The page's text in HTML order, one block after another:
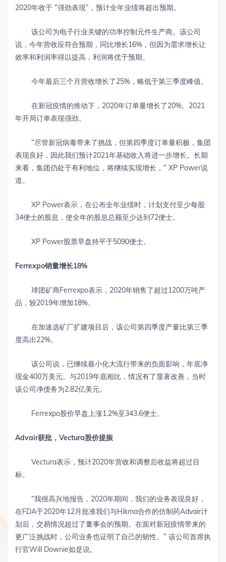
2020年收于 “强劲表现”，预计全年业绩将超出预期。
该公司为电子行业关键的功率控制元件生产商。该公司
说，今年营收应符合预期，同比增长16%，但因为需求增长让
效率和利润率得以提高，利润将优于预期。
今年最后三个月营收增长了25%，略低于第三季度峰值。
在新冠疫情的推动下，2020年订单量增长了20%。2021
年开局订单表现强劲。
“尽管新冠病毒带来了挑战，但第四季度订单量积极，集团
表现良好，因此我们预计2021年基础收入将进一步增长。长期
来看，集团仍处于有利地位，将继续实现增长，” XP Power说
道。
XP Power表示，在公布全年业绩时，计划支付至少每股
34便士的股息，使全年的股息总额至少达到72便士。
XP Power股票早盘持平于5090便士。
Ferrexpo销量增长18%
球团矿商Ferrexpo表示，2020年销售了超过1200万吨产
品，较2019年增加18%。
在加速选矿厂扩建项目后，该公司第四季度产量比第三季
度高出22%。
该公司说，已继续最小化大流行带来的负面影响，年底净
现金400万美元。与2019年底相比，情况有了显著改善，当时
该公司净债务为2.82亿美元。
Ferrexpo股价早盘上涨1.2%至343.6便士。
Advair获批， Vectura股价提振
Vectura表示，预计2020年营收和调整后收益将超过目
标。
“我很高兴地报告，2020年期间，我们的业务表现良好，
在FDA于2020年12月批准我们与Hikma合作的仿制药Advair计
划后，交易情况超过了董事会的预期。在面对新冠疫情带来的
更广泛挑战时，公司业务也证明了自己的韧性。” 该公司首席执
行官Will Downie如是说。